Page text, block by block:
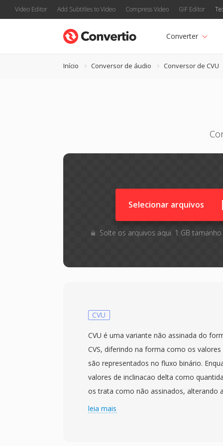
Video Editor Add Subtitles to Video Compress Video GIF Editor
Converter
Início Conversor de áudio Conversor de CVU
Selecionar arquivos
Solte os arquivos aqui. 1 GB
CVU
CVU é uma variante não assinada do
CVS, diferindo na forma como os
são representados no fluxo binário.
valores de inclinacao delta como
os trata como não assinados, alterando
de cada amostra. Ambos compartilham a
leia mais